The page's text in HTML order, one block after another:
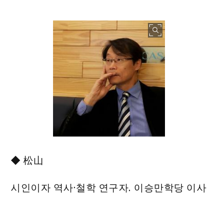
◆ 松山
시인이자 역사·철학 연구자. 이승만학당 이사